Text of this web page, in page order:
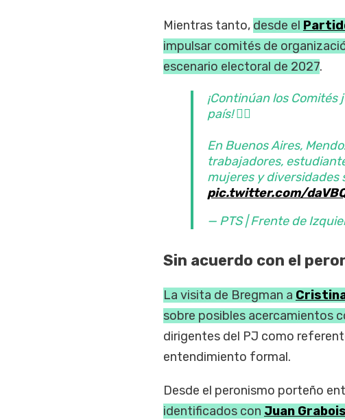
Mientras tanto, desde el
impulsar comités de
escenario electoral de 2027.
¡Continúan los
país! ✊🏼
En Buenos Aires,
trabajadores,
mujeres y diversidades
pic.twitter.com/
— PTS | Frente de
Sin acuerdo con el
La visita de Bregman a
sobre posibles acercamientos
dirigentes del PJ como
entendimiento formal.
Desde el peronismo porteño
identificados con Juan Grabois